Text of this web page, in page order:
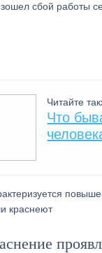
сбой работы
Читайте
Что
краснеют